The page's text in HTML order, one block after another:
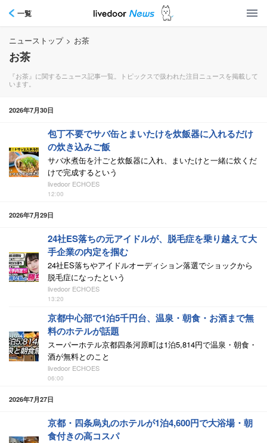
一覧
ニューストップ > お茶
お茶
『お茶』に関するニュース記事一覧。トピックスで扱われた注目ニュースを掲載して
います。
2026年7月30日
包丁不要でサバ缶とまいたけを炊飯器に入れるだけ
の炊き込みご飯
サバ水煮缶を汁ごと炊飯器に入れ、まいたけと一緒に炊くだ
けで完成するという
livedoor ECHOES
12:00
2026年7月29日
24社ES落ちの元アイドルが、脱毛症を乗り越えて大
手企業の内定を掴む
24社ES落ちやアイドルオーディション落選でショックから
脱毛症になったという
livedoor ECHOES
13:20
京都中心部で1泊5千円台、温泉・朝食・お酒まで無
料のホテルが話題
スーパーホテル京都四条河原町は1泊5,814円で温泉・朝食・
酒が無料とのこと
livedoor ECHOES
06:00
2026年7月27日
京都・四条烏丸のホテルが1泊4,600円で大浴場・朝
食付きの高コスパ